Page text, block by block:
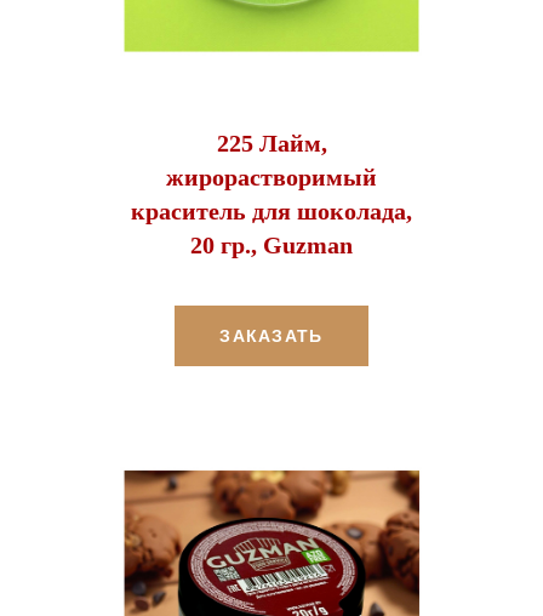
225 Лайм,
жирорастворимый
краситель для шоколада,
20 гр., Guzman
ЗАКАЗАТЬ